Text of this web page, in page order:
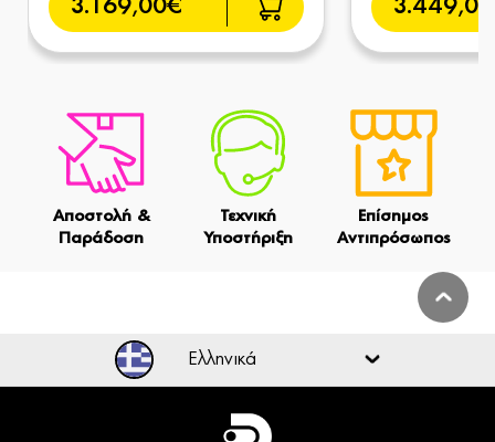
3.169,00€
Αποστολή &
Παράδοση
Τεχνική
Υποστήριξη
Επίσημος
Αντιπρόσωπος
Ελληνικά
Ελληνικά